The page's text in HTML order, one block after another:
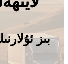
بىز